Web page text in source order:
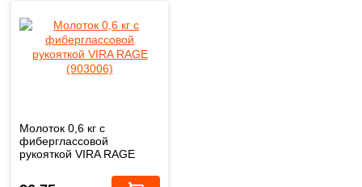
Молоток 0,6 кг с
фиберглассовой
рукояткой VIRA RAGE